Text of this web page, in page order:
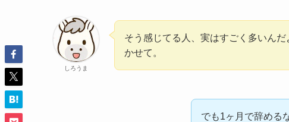
しろうま
そう感じてる人、実はすごく多いん
かせて。
でも1ヶ月で辞める